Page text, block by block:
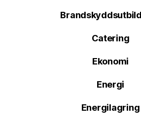
Catering
Ekonomi
Energi
Energilagring